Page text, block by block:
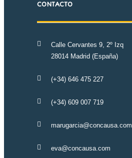
CONTACTO
Calle Cervantes 9, 2º Izq
28014 Madrid (España)
(+34) 646 475 227
(+34) 609 007 719
marugarcia@concausa.com
eva@concausa.com